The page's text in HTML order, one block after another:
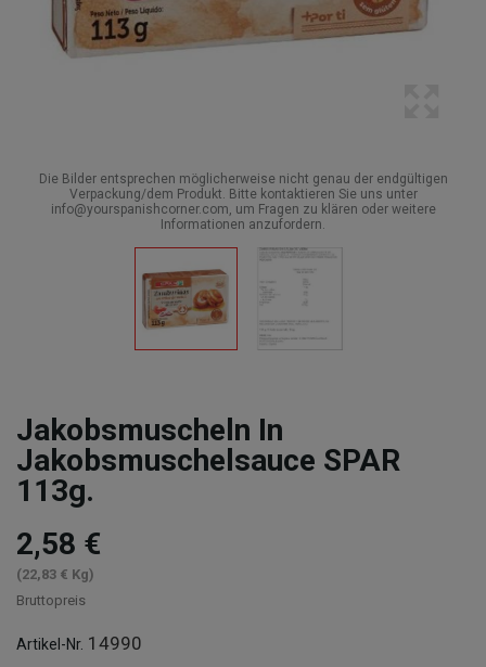
Die Bilder entsprechen möglicherweise nicht genau der endgültigen
Verpackung/dem Produkt. Bitte kontaktieren Sie uns unter
info@yourspanishcorner.com, um Fragen zu klären oder weitere
Informationen anzufordern.
Jakobsmuscheln In
Jakobsmuschelsauce SPAR
113g.
2,58 €
(22,83 € Kg)
Bruttopreis
Artikel-Nr. 14990